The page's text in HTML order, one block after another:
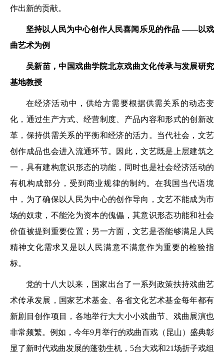
作出新的贡献。
坚持以人民为中心创作人民喜闻乐见的作品 ——以戏
曲艺术为例
吴新苗，中国戏曲学院北京戏曲文化传承与发展研究
基地教授
在经济活动中，供给方需要根据供需关系的动态变
化，通过生产方式、经营制度、产品内容和形式的创新改
革，保持供需关系的平衡和经济的活力。当代社会，文艺
创作成品也会进入流通环节。因此，文艺既是上层建筑之
一，具有建构意识形态的功能，同时也是社会经济活动的
有机构成部分，受到商业规律的制约。在我国当代语境
中，为了确保以人民为中心的创作导向，文艺不能成为市
场的奴隶，不能沦为资本的傀儡，其意识形态功能和社会
价值被提到重要位置；另一方面，文艺是否能够满足人民
精神文化需求又是以人民满意不满意作为重要的检验指
标。
党的十八大以来，国家出台了一系列政策扶持戏曲艺
术传承发展，国家艺术基金、各省文化艺术基金每年都有
新剧目创作项目，各地举行大大小小戏曲节、戏曲展演也
非常频繁。例如，今年9月举行的戏曲百戏（昆山）盛典彰
显了新时代戏曲发展的蓬勃生机，5台大戏和21场折子戏组